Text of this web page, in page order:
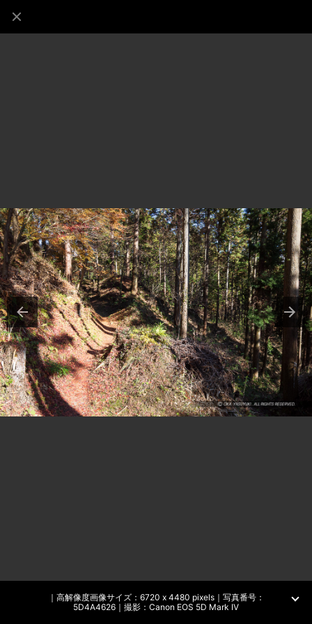
｜高解像度画像サイズ：6720 x 4480 pixels｜写真番号：
5D4A4626｜撮影：Canon EOS 5D Mark IV